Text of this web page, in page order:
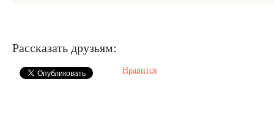
Рассказать друзьям:
Нравится